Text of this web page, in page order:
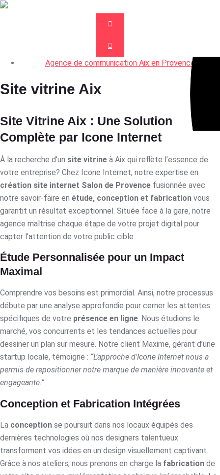
Agence de communication Aix en Provence
Site vitrine Aix
Site Vitrine Aix : Une Solution
Complète par Icone Internet
À la recherche d’un site vitrine à Aix qui reflète l’essence de
votre entreprise? Chez Icone Internet, notre expertise en
création site internet Salon de Provence fusionnée avec
notre savoir-faire en étude, conception et fabrication vous
garantit un résultat exceptionnel. Située face à la gare, notre
agence maîtrise chaque étape de votre projet digital pour
capter l’attention de votre public cible.
Étude Personnalisée pour un Impact
Maximal
Comprendre vos besoins est primordial. Ainsi, notre processus
débute par une analyse approfondie pour cerner les attentes
spécifiques de votre présence en ligne. Nous étudions le
marché, vos concurrents et les tendances actuelles pour
dessiner un plan sur mesure. Notre client Maxime, gérant d’une
startup locale, témoigne : “L’approche d’Icone Internet nous a
permis de repositionner notre marque de manière innovante et
engageante.”
Conception et Fabrication Intégrées
La conception se poursuit dans nos locaux équipés des
dernières technologies où nos designers talentueux
transforment vos idées en un design visuellement captivant.
Grâce à nos ateliers, nous prenons en charge la fabrication de